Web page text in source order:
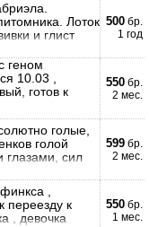
Лоток
и глист
500 бр.
1 год
геном
10.03 ,
готов к
550 бр.
2 мес.
голые,
голой
глазами, сил
599 бр.
2 мес.
,
переезду к
, девочка
550 бр.
1 мес.